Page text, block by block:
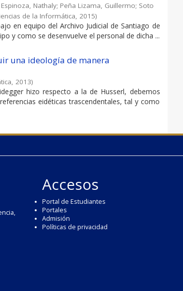
Nathaly; Peña Lizama, Guillermo; Soto
de la Informática, 2015)
en equipo del Archivo Judicial de Santiago de
y como se desenvuelve el personal de dicha ...
una ideología de manera
, 2013)
hizo respecto a la de Husserl, debemos
eidéticas trascendentales, tal y como
Accesos
Portal de Estudiantes
Portales
Admisión
Políticas de privacidad